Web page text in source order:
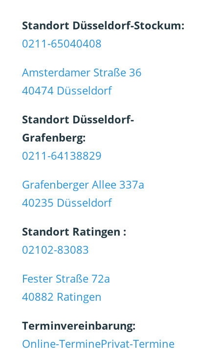
Standort Düsseldorf-Stockum:
0211-65040408
Amsterdamer Straße 36
40474 Düsseldorf
Standort Düsseldorf-
Grafenberg:
0211-64138829
Grafenberger Allee 337a
40235 Düsseldorf
Standort Ratingen :
02102-83083
Fester Straße 72a
40882 Ratingen
Terminvereinbarung:
Online-TerminePrivat-Termine